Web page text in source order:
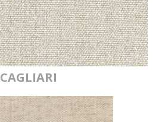
CAGLIARI